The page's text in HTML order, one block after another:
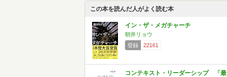
この本を読んだ人がよく読む本
イン・ザ・メガチャーチ
朝井リョウ
登録
22161
コンテキスト・リーダーシップ 「最